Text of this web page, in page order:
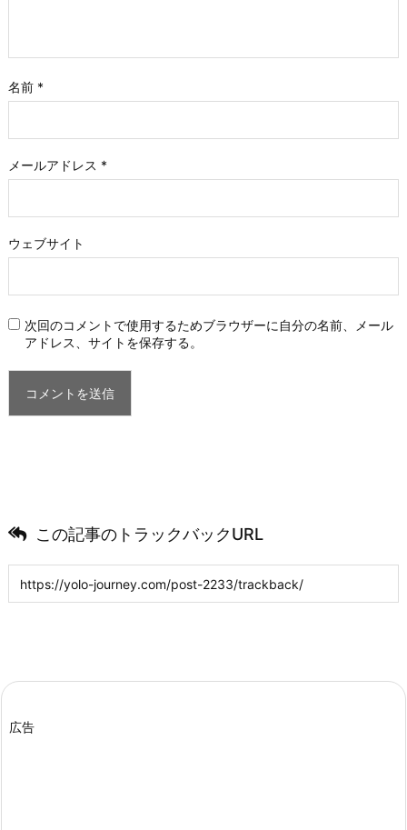
名前 *
メールアドレス *
ウェブサイト
次回のコメントで使用するためブラウザーに自分の名前、メール
アドレス、サイトを保存する。
この記事のトラックバックURL
広告